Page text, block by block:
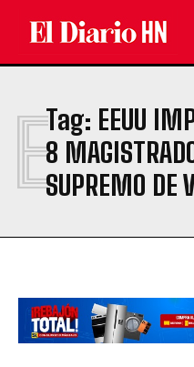
Tag: EEUU
8
SUPREMO DE
E